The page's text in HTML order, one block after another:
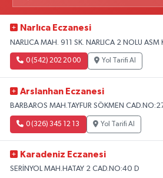
Narlıca Eczanesi
NARLICA MAH. 911 SK. NARLICA 2 NOLU
0 (542) 202 20 00 Yol Tarifi Al
Arslanhan Eczanesi
BARBAROS MAH.TAYFUR SÖKMEN
0 (326) 345 12 13 Yol Tarifi Al
Karadeniz Eczanesi
SERİNYOL MAH.HATAY 2 CAD.NO:40 D